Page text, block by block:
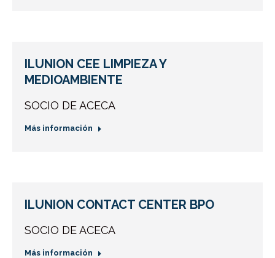
ILUNION CEE LIMPIEZA Y
MEDIOAMBIENTE
SOCIO DE ACECA
Más información
ILUNION CONTACT CENTER BPO
SOCIO DE ACECA
Más información